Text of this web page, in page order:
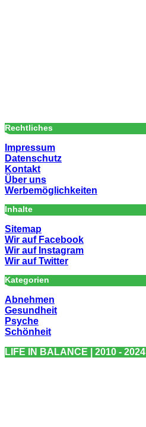
Rechtliches
Impressum
Datenschutz
Kontakt
Über uns
Werbemöglichkeiten
Inhalte
Sitemap
Wir auf Facebook
Wir auf Instagram
Wir auf Twitter
Kategorien
Abnehmen
Gesundheit
Psyche
Schönheit
LIFE IN BALANCE | 2010 - 2024